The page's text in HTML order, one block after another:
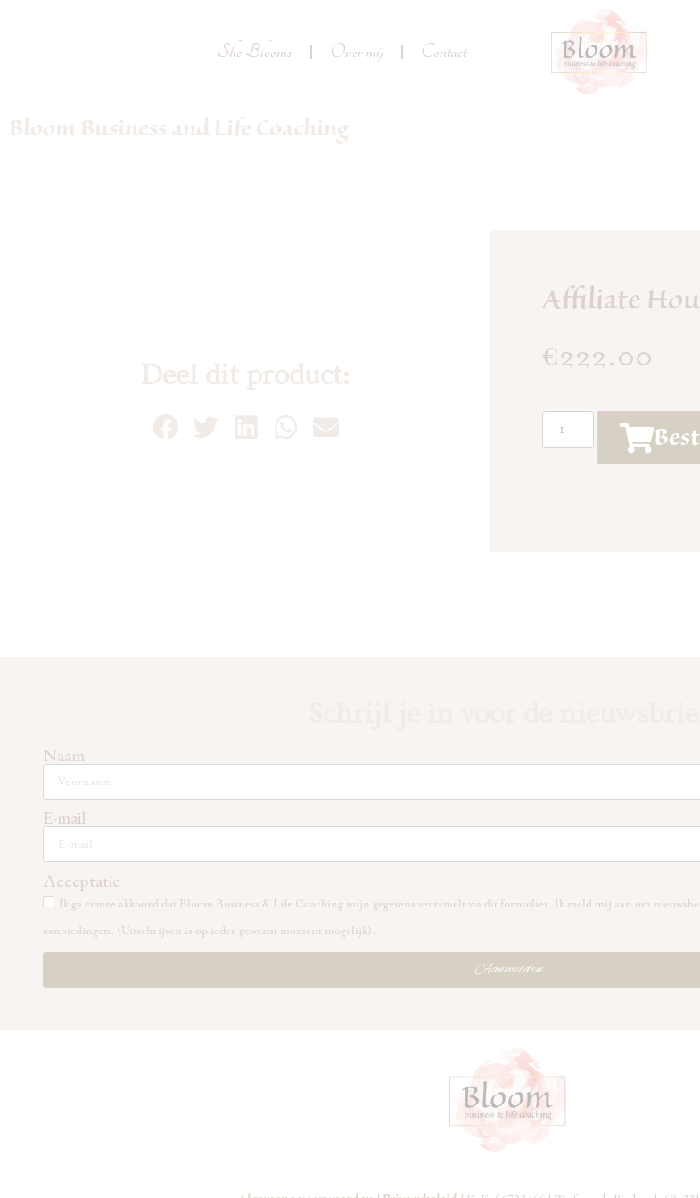
She Blooms Over mij Contact
Bloom Business and Life Coaching
Deel dit product:
Affiliate
€222.00
Naam
E-mail
Acceptatie
Ik ga ermee akkoord dat Bloom Business & Life Coaching mijn gegevens verzamelt via dit formulier. Ik meld mij aan om
aanbiedingen. (Uitschrijven is op ieder gewenst moment mogelijk).
Aanmelden